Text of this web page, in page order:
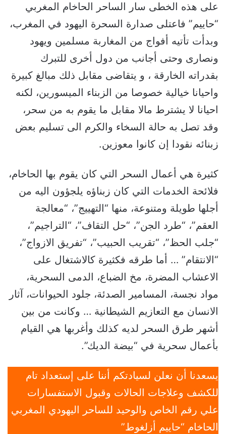
على هذه الخطى سار الساحر الحاخام المغربي
“حاييم” فاعتلى صدارة السحرة اليهود في المغرب،
وبدأت تأتيه أفواج من المغاربة مسلمين ويهود
ونصارى وحتى أجانب من دول أخرى للتبرك
بقدراته الخارقة ، و يتقاضى مقابل ذلك مبالغ كبيرة
واحيانا خيالية خصوصا من الزبناء الميسورين، لكنه
احيانا لا يشترط مالا مقابل ما يقوم به من سحر،
وقد تصل به حالة السخاء والكرم الى تسليم بعض
زبنائه نقودا إن كانوا معوزين.
كثيرة هي أعمال السحر التي كان يقوم بها الحاخام،
فلائحة الخدمات التي كان زبناؤه يلجؤون اليه من
أجلها طويلة ومتنوعة، منها “التهييج”، “معالجة
العقم”، “طرد الجن”، “حل التقاف”، “التراجيم”،
“جلب الحظ”، “تقريب الحبيب”، “تفريق الازواج”،
“الانتقام” … أما طرقه فكثيرة كالاشتغال على
الاعشاب المضرة، مخ الضباع، الدمى السحرية،
مواد نجسة، المسامير الصدئة، جلود الحيوانات، آثار
الانسان مع التعازيم الشيطانية … وكانت من بين
أشهر طرق السحر لديه كذلك وأغربها هي القيام
بأعمال سحرية في “بيضة الديك”.
يسعدنا أن نعلن لسيادتكم أننا على إستعداد تام
للكشف وعلاجات الحالات وقبول الاستفسارات
علي رقم الخاص والوحيد للساحر اليهودي المغربي
الحاخام “حاييم أزلغوط”